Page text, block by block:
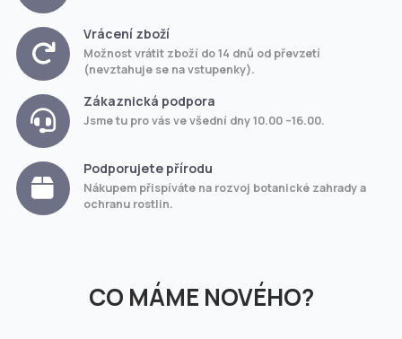
Vrácení zboží
Možnost vrátit zboží do 14 dnů od převzetí
(nevztahuje se na vstupenky).
Zákaznická podpora
Jsme tu pro vás ve všední dny 10.00 –16.00.
Podporujete přírodu
Nákupem přispíváte na rozvoj botanické zahrady a
ochranu rostlin.
CO MÁME NOVÉHO?